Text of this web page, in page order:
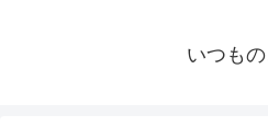
いつもの